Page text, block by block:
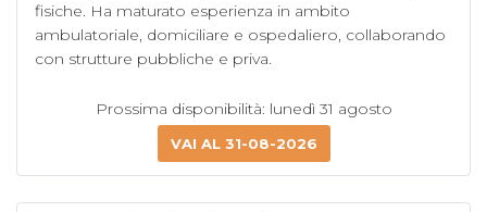
fisiche. Ha maturato esperienza in ambito
ambulatoriale, domiciliare e ospedaliero, collaborando
con strutture pubbliche e priva.
Prossima disponibilità: lunedì 31 agosto
VAI AL 31-08-2026